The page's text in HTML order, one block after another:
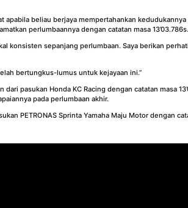
apabila beliau berjaya mempertahankan
perlumbaannya dengan catatan masa 13’03.786s.
konsisten sepanjang perlumbaan. Saya berikan
bertungkus-lumus untuk kejayaan ini.”
pasukan Honda KC Racing dengan catatan masa
pada perlumbaan akhir.
PETRONAS Sprinta Yamaha Maju Motor dengan